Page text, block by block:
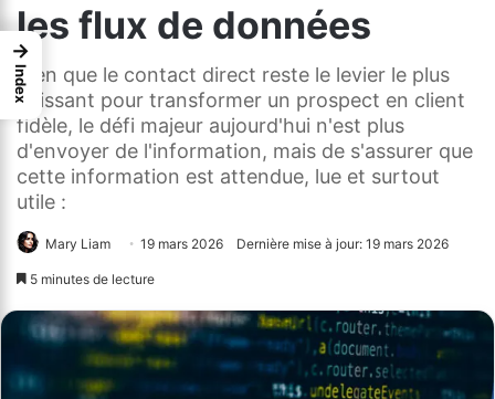
les flux de données
Bien que le contact direct reste le levier le plus
puissant pour transformer un prospect en client
fidèle, le défi majeur aujourd'hui n'est plus
d'envoyer de l'information, mais de s'assurer que
cette information est attendue, lue et surtout
utile :
Mary Liam 19 mars 2026 Dernière mise à jour: 19 mars 2026
5 minutes de lecture
→
Index